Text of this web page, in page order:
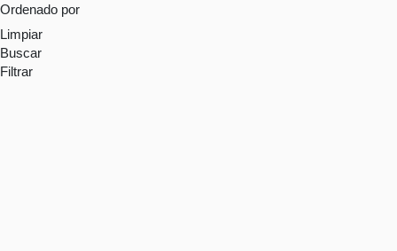
Ordenado por
Limpiar
Buscar
Filtrar